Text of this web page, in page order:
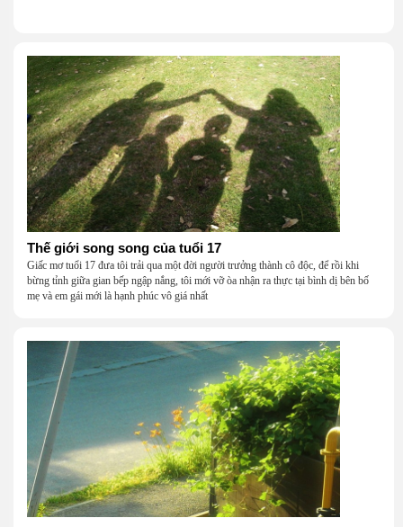
Thế giới song song của tuổi 17
Giấc mơ tuổi 17 đưa tôi trải qua một đời người trưởng thành cô độc, để rồi khi
bừng tỉnh giữa gian bếp ngập nắng, tôi mới vỡ òa nhận ra thực tại bình dị bên bố
mẹ và em gái mới là hạnh phúc vô giá nhất